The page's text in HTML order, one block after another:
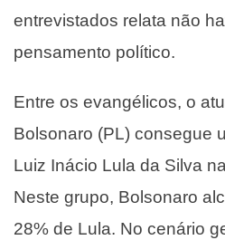
entrevistados relata não
pensamento político.
Entre os evangélicos, o
Bolsonaro (PL) consegue
Luiz Inácio Lula da Silva
Neste grupo, Bolsonaro
28% de Lula. No cenário